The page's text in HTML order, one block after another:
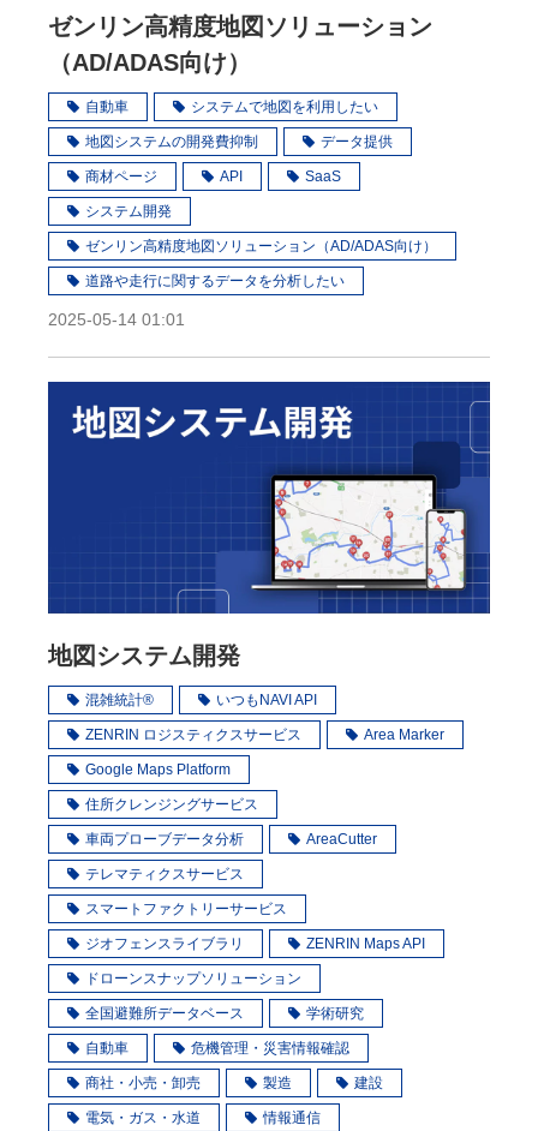
ゼンリン高精度地図ソリューション
（AD/ADAS向け）
自動車 システムで地図を利用したい
地図システムの開発費抑制 データ提供
商材ページ API SaaS
システム開発
ゼンリン高精度地図ソリューション（AD/ADAS向け）
道路や走行に関するデータを分析したい
2025-05-14 01:01
地図システム開発
混雑統計® いつもNAVI API
ZENRIN ロジスティクスサービス Area Marker
Google Maps Platform
住所クレンジングサービス
車両プローブデータ分析 AreaCutter
テレマティクスサービス
スマートファクトリーサービス
ジオフェンスライブラリ ZENRIN Maps API
ドローンスナップソリューション
全国避難所データベース 学術研究
自動車 危機管理・災害情報確認
商社・小売・卸売 製造 建設
電気・ガス・水道 情報通信